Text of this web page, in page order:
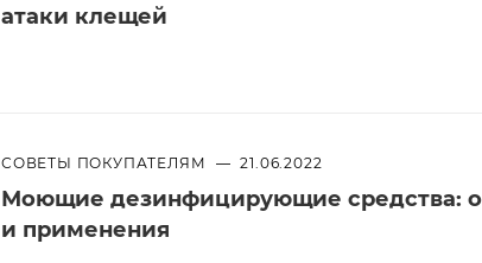
атаки клещей
СОВЕТЫ ПОКУПАТЕЛЯМ — 21.06.2022
Моющие дезинфицирующие средства:
и применения